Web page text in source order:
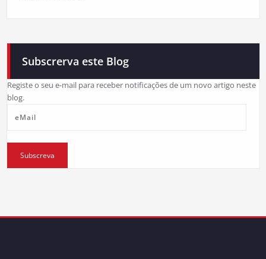
Subscrerva este Blog
Registe o seu e-mail para receber notificações de um novo artigo neste
blog.
Subscreva